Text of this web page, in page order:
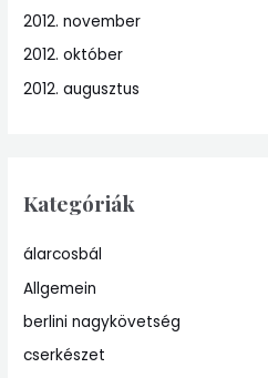
2012. november
2012. október
2012. augusztus
Kategóriák
álarcosbál
Allgemein
berlini nagykövetség
cserkészet